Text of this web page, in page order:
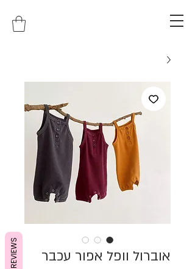
אוברול וופל אפור עכבר
REVIEWS